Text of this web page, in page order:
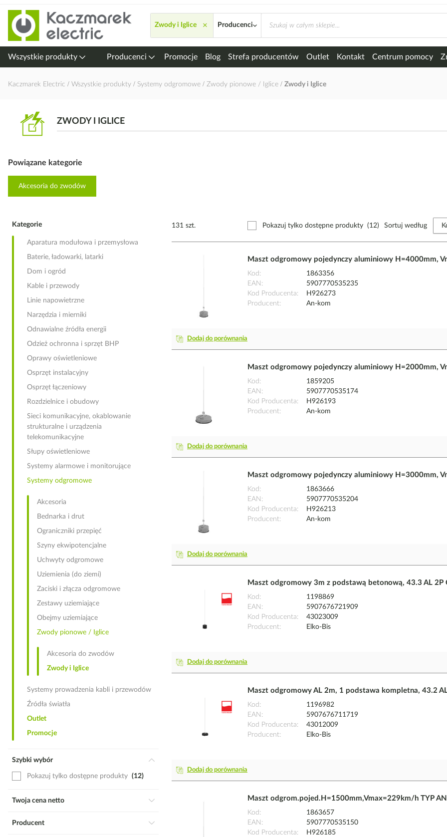
Przejdź
do
treści
Zwody i Iglice × Producenci
Wszystkie produkty Producenci Promocje Blog Strefa producentów Outlet Kontakt Centrum pomocy
Kaczmarek Electric Wszystkie produkty Systemy odgromowe Zwody pionowe / Iglice Zwody i Iglice
ZWODY I IGLICE
Powiązane kategorie
Akcesoria do zwodów
131 szt. Pokazuj tylko dostępne produkty (12) Sortuj według
Maszt odgromowy pojedynczy aluminiowy H=4000mm,
Kod
1863356
EAN
5907770535235
Kod Producenta
H926273
Producent
An-kom
Dodaj do porównania
Maszt odgromowy pojedynczy aluminiowy H=2000mm,
Kod
1859205
EAN
5907770535174
Kod Producenta
H926193
Producent
An-kom
Dodaj do porównania
Maszt odgromowy pojedynczy aluminiowy H=3000mm,
Kod
1863666
EAN
5907770535204
Kod Producenta
H926213
Producent
An-kom
Dodaj do porównania
Maszt odgromowy 3m z podstawą betonową, 43.3 AL 2P
Kod
1198869
EAN
5907676721909
Kod Producenta
43023009
Producent
Elko-Bis
Dodaj do porównania
Maszt odgromowy AL 2m, 1 podstawa kompletna, 43.2
Kod
1196982
EAN
5907676711719
Kod Producenta
43012009
Producent
Elko-Bis
Dodaj do porównania
Maszt odgrom.pojed.H=1500mm,Vmax=229km/h TYP
Kod
1863657
EAN
5907770535150
Kod Producenta
H926185
Kategorie
Aparatura modułowa i przemysłowa
Baterie, ładowarki, latarki
Dom i ogród
Kable i przewody
Linie napowietrzne
Narzędzia i mierniki
Odnawialne źródła energii
Odzież ochronna i sprzęt BHP
Oprawy oświetleniowe
Osprzęt instalacyjny
Osprzęt łączeniowy
Rozdzielnice i obudowy
Sieci komunikacyjne, okablowanie
strukturalne i urządzenia
telekomunikacyjne
Słupy oświetleniowe
Systemy alarmowe i monitorujące
Systemy odgromowe
Akcesoria
Bednarka i drut
Ograniczniki przepięć
Szyny ekwipotencjalne
Uchwyty odgromowe
Uziemienia (do ziemi)
Zaciski i złącza odgromowe
Zestawy uziemiające
Obejmy uziemiające
Zwody pionowe / Iglice
Akcesoria do zwodów
Zwody i Iglice
Systemy prowadzenia kabli i przewodów
Źródła światła
Outlet
Promocje
Szybki wybór
Pokazuj tylko dostępne produkty 12
Twoja cena netto
Producent